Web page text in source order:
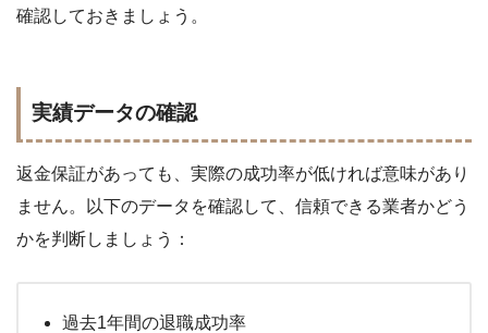
確認しておきましょう。
実績データの確認
返金保証があっても、実際の成功率が低ければ意味があり
ません。以下のデータを確認して、信頼できる業者かどう
かを判断しましょう：
過去1年間の退職成功率